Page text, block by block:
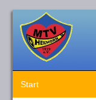
Start